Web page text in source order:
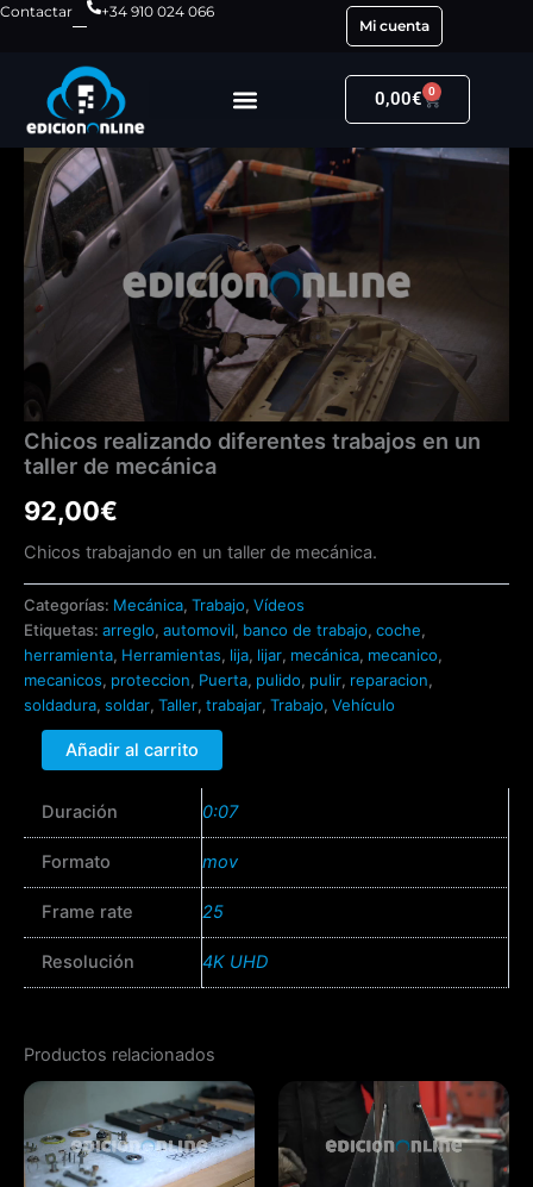
Ir
contenido
Contactar
+34 910 024 066
Mi cuenta
0,00€ 0
Carrito
Chicos realizando diferentes trabajos en un
taller de mecánica
92,00€
Chicos trabajando en un taller de mecánica.
Categorías: Mecánica, Trabajo, Vídeos
Etiquetas: arreglo, automovil, banco de trabajo, coche,
herramienta, Herramientas, lija, lijar, mecánica, mecanico,
mecanicos, proteccion, Puerta, pulido, pulir, reparacion,
soldadura, soldar, Taller, trabajar, Trabajo, Vehículo
Chicos
realizando
diferentes
trabajos
en
un
taller
mecánica
cantidad
Añadir al carrito
Duración 0:07
Formato mov
Frame rate 25
Resolución 4K UHD
Productos relacionados